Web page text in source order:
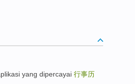
yang dipercayai 行事历